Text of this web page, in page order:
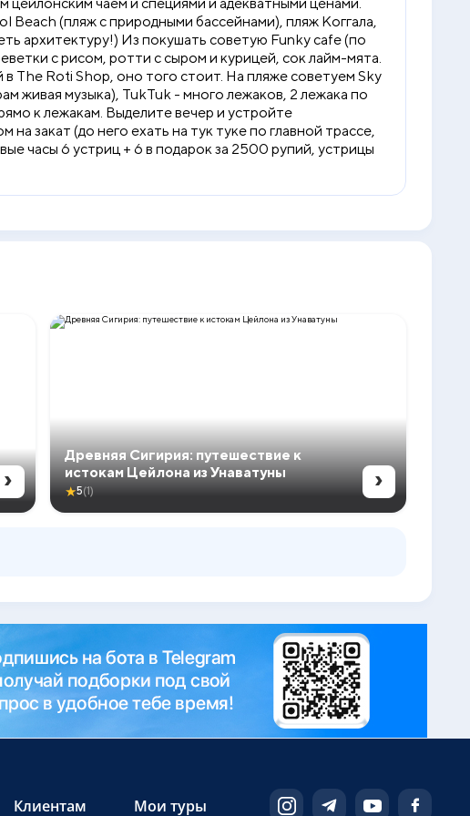
(пляж с природными бассейнами), пляж Коггала,
архитектуру!) Из покушать советую Funky cafe (по
с рисом, ротти с сыром и курицей, сок лайм-мята.
The Roti Shop, оно того стоит. На пляже советуем Sky
живая музыка), TukTuk - много лежаков, 2 лежака по
к лежакам. Выделите вечер и устройте
закат (до него ехать на тук туке по главной трассе,
часы 6 устриц + 6 в подарок за 2500 рупий, устрицы
›
Древняя Сигирия: путешествие к
истокам Цейлона из Унаватуны
★5(1) ›
Клиентам Мои туры